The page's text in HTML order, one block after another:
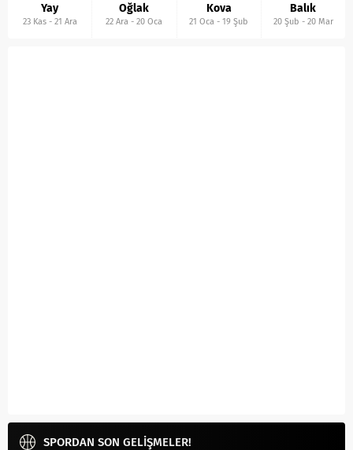
Yay
23 Kas- 21 Ara
Oğlak
22 Ara -20 Oca
Kova
21 Oca -19 Şub
Balık
20 Şub - 20 Mar
SPORDAN SON GELİŞMELER!